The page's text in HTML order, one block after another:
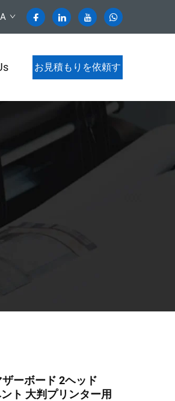
お見積もりを依頼す
ーボード 2ヘッド
ト 大判プリンター用